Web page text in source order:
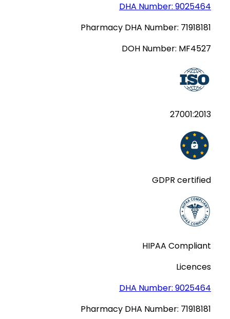
DHA Number: 9025464
Pharmacy DHA Number: 71918181
DOH Number: MF4527
27001:2013
GDPR certified
HIPAA Compliant
Licences
DHA Number: 9025464
Pharmacy DHA Number: 71918181